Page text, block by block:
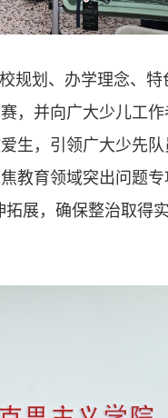
划、办学理念、特
，并向广大少儿工作
生，引领广大少先
教育领域突出问题专
展，确保整治取得